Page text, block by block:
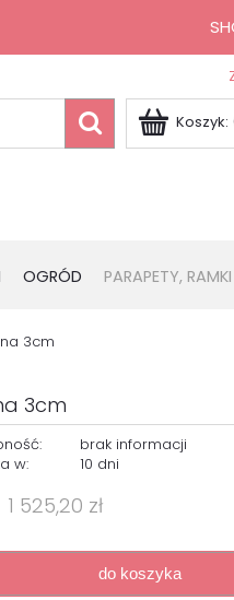
Koszyk:
OGRÓD PARAPETY,
3cm
3cm
brak informacji
w:
10 dni
1 525,20 zł
do koszyka